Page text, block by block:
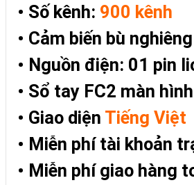
• Số kênh: 900 kênh
• Cảm biến bù nghiêng
• Nguồn điện: 01 pin
• Sổ tay FC2 màn
• Giao diện Tiếng Việt
• Miễn phí tài khoản
• Miễn phí giao hàng